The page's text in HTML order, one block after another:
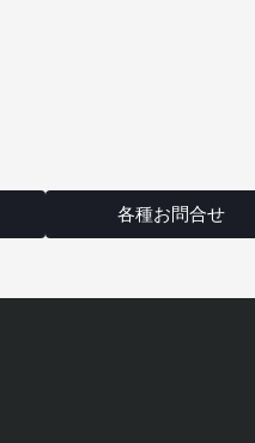
各種お問合せ